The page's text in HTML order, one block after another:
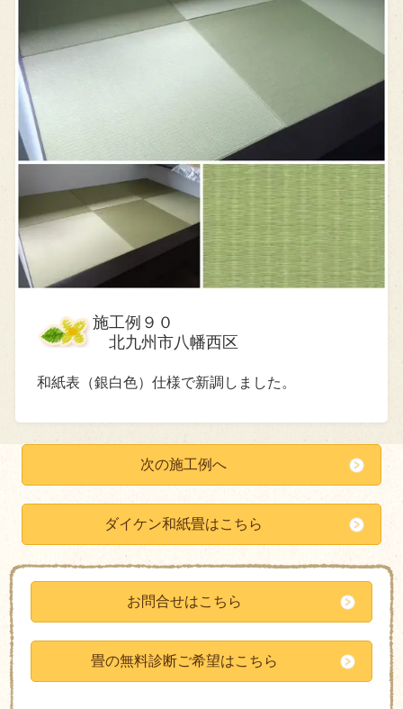
施工例９０
北九州市八幡西区
和紙表（銀白色）仕様で新調しました。
次の施工例へ
ダイケン和紙畳はこちら
お問合せはこちら
畳の無料診断ご希望はこちら